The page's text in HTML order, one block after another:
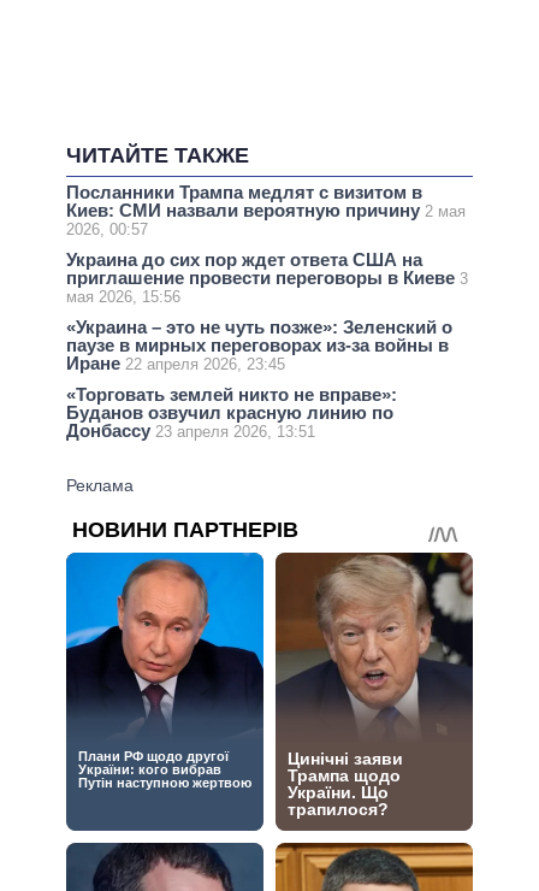
ЧИТАЙТЕ ТАКЖЕ
Посланники Трампа медлят с визитом в
Киев: СМИ назвали вероятную причину 2 мая
2026, 00:57
Украина до сих пор ждет ответа США на
приглашение провести переговоры в Киеве 3
мая 2026, 15:56
«Украина – это не чуть позже»: Зеленский о
паузе в мирных переговорах из-за войны в
Иране 22 апреля 2026, 23:45
«Торговать землей никто не вправе»:
Буданов озвучил красную линию по
Донбассу 23 апреля 2026, 13:51